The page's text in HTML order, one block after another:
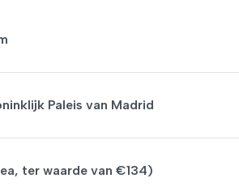
Paleis van Madrid
ter waarde van €134)